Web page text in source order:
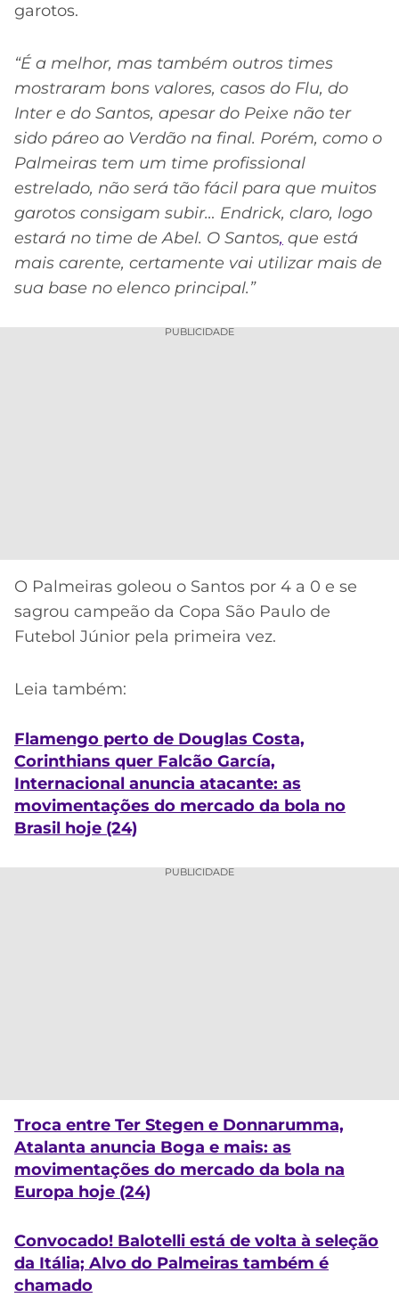
garotos.
“É a melhor, mas também outros times
mostraram bons valores, casos do Flu, do
Inter e do Santos, apesar do Peixe não ter
sido páreo ao Verdão na final. Porém, como o
Palmeiras tem um time profissional
estrelado, não será tão fácil para que muitos
garotos consigam subir… Endrick, claro, logo
estará no time de Abel. O Santos, que está
mais carente, certamente vai utilizar mais de
sua base no elenco principal.”
PUBLICIDADE
O Palmeiras goleou o Santos por 4 a 0 e se
sagrou campeão da Copa São Paulo de
Futebol Júnior pela primeira vez.
Leia também:
Flamengo perto de Douglas Costa,
Corinthians quer Falcão García,
Internacional anuncia atacante: as
movimentações do mercado da bola no
Brasil hoje (24)
PUBLICIDADE
Troca entre Ter Stegen e Donnarumma,
Atalanta anuncia Boga e mais: as
movimentações do mercado da bola na
Europa hoje (24)
Convocado! Balotelli está de volta à seleção
da Itália; Alvo do Palmeiras também é
chamado